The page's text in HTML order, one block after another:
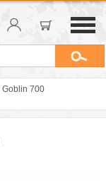
Goblin 700